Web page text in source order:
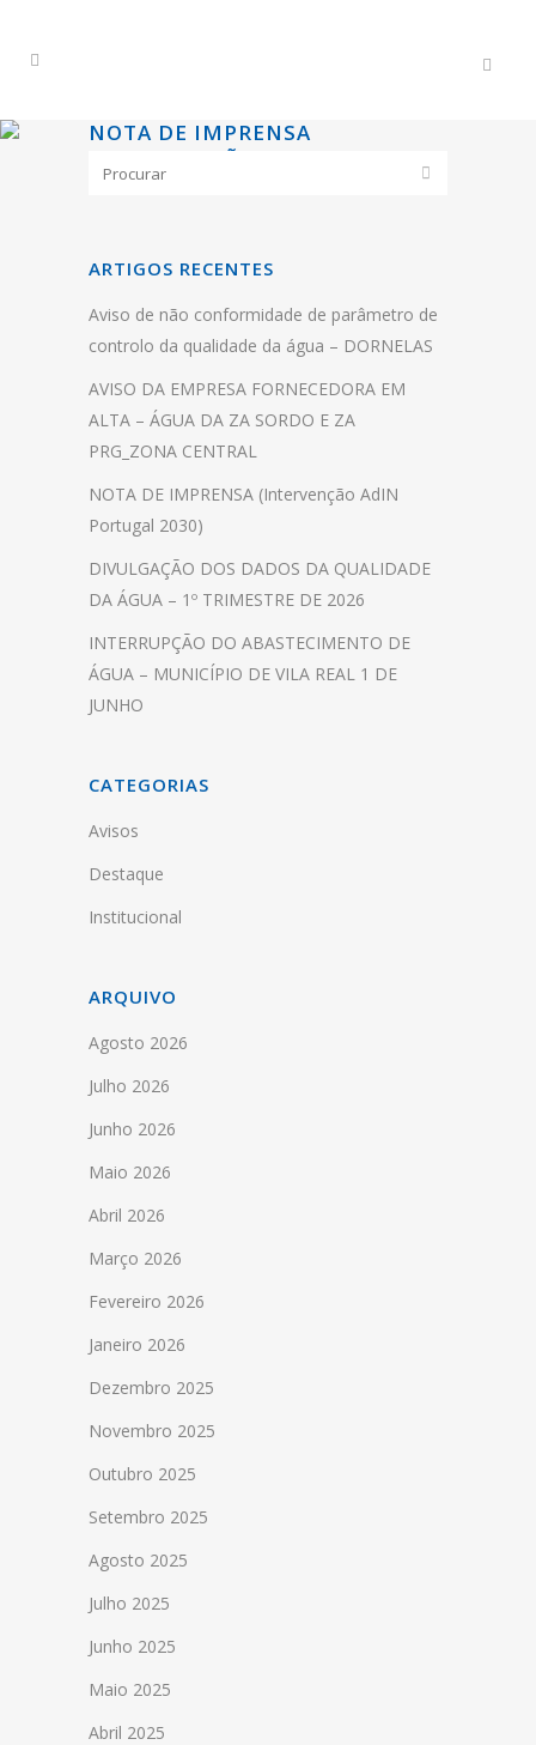
NOTA DE IMPRENSA
(INTERVENÇÃO ADIN PORTUGAL
2030)
ARTIGOS RECENTES
Aviso de não conformidade de parâmetro de
controlo da qualidade da água – DORNELAS
AVISO DA EMPRESA FORNECEDORA EM
ALTA – ÁGUA DA ZA SORDO E ZA
PRG_ZONA CENTRAL
NOTA DE IMPRENSA (Intervenção AdIN
Portugal 2030)
DIVULGAÇÃO DOS DADOS DA QUALIDADE
DA ÁGUA – 1º TRIMESTRE DE 2026
INTERRUPÇÃO DO ABASTECIMENTO DE
ÁGUA – MUNICÍPIO DE VILA REAL 1 DE
JUNHO
CATEGORIAS
Avisos
Destaque
Institucional
ARQUIVO
Agosto 2026
Julho 2026
Junho 2026
Maio 2026
Abril 2026
Março 2026
Fevereiro 2026
Janeiro 2026
Dezembro 2025
Novembro 2025
Outubro 2025
Setembro 2025
Agosto 2025
Julho 2025
Junho 2025
Maio 2025
Abril 2025